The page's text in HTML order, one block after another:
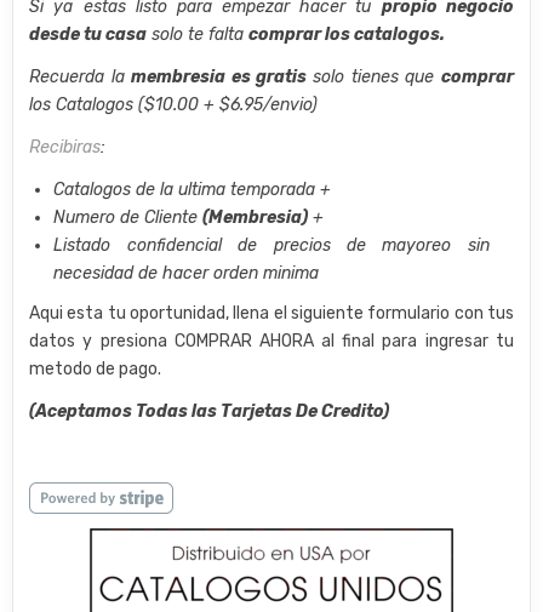
Si ya estas listo para empezar hacer tu propio negocio
desde tu casa solo te faltacomprar los catalogos.
Recuerda lamembresia es gratis solo tienes que comprar
los Catalogos ($10.00 + $6.95/envio)
Recibiras:
Catalogos de la ultima temporada +
Numero de Cliente(Membresia) +
Listado confidencial de precios de mayoreo sin
necesidad de hacer orden minima
Aqui esta tu oportunidad, llena el siguiente formulario con tus
datos y presiona COMPRAR AHORA al final para ingresar tu
metodo de pago.
(Aceptamos Todas las Tarjetas De Credito)